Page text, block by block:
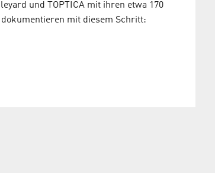
und TOPTICA mit ihren etwa 170
mit diesem Schritt: